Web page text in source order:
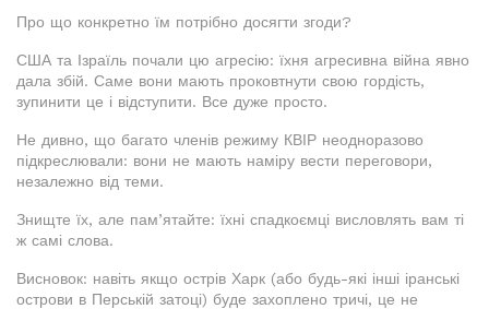
Про що конкретно їм потрібно досягти згоди?
США та Ізраїль почали цю агресію: їхня агресивна війна явно
дала збій. Саме вони мають проковтнути свою гордість,
зупинити це і відступити. Все дуже просто.
Не дивно, що багато членів режиму КВІР неодноразово
підкреслювали: вони не мають наміру вести переговори,
незалежно від теми.
Знищте їх, але пам’ятайте: їхні спадкоємці висловлять вам ті
ж самі слова.
Висновок: навіть якщо острів Харк (або будь-які інші іранські
острови в Перській затоці) буде захоплено тричі, це не